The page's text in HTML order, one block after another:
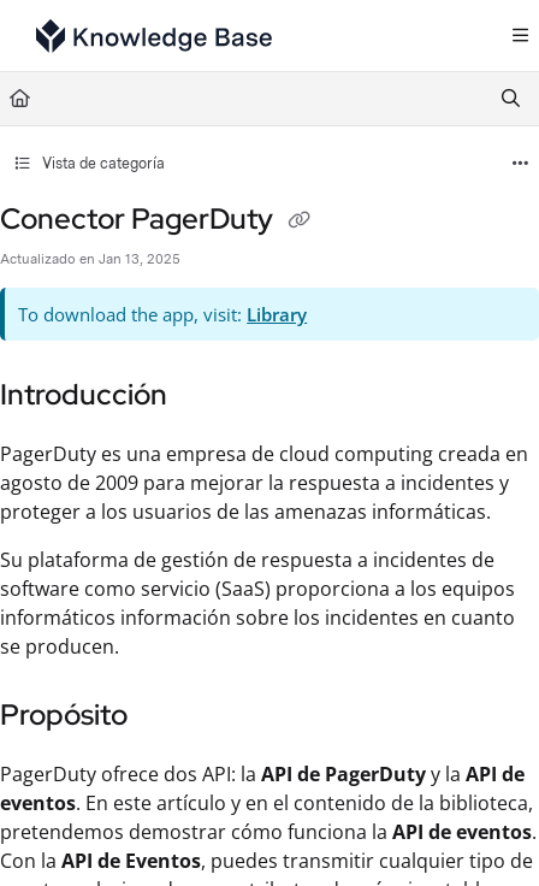
Documentation Index
Fetch the complete documentation index at:
Use this file to discover all available pages before exploring further.
Vista de categoría
Conector PagerDuty
Actualizado en Jan 13, 2025
To download the app, visit: Library
Introducción
PagerDuty es una empresa de cloud computing creada en
agosto de 2009 para mejorar la respuesta a incidentes y
proteger a los usuarios de las amenazas informáticas.
Su plataforma de gestión de respuesta a incidentes de
software como servicio (SaaS) proporciona a los equipos
informáticos información sobre los incidentes en cuanto
se producen.
Propósito
PagerDuty ofrece dos API: la API de PagerDutyy la API de
eventos. En este artículo y en el contenido de la biblioteca,
pretendemos demostrar cómo funciona la API de eventos.
Con la API de Eventos, puedes transmitir cualquier tipo de